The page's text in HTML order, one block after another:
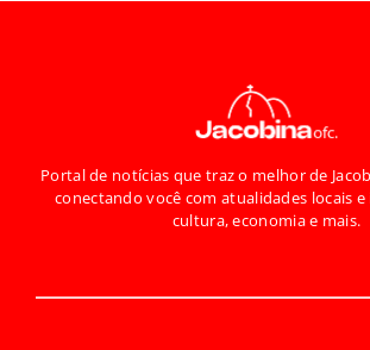
Portal de notícias que traz o melhor de
conectando você com atualidades locais
cultura, economia e mais.